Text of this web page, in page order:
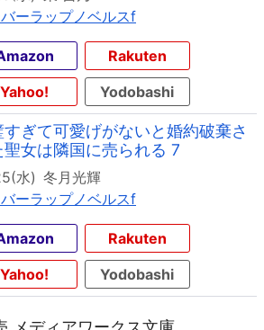
ーラップノベルスf
Rakuten
Yahoo!
Yodobashi
すぎて可愛げがないと婚約破棄さ
聖女は隣国に売られる 7
水) 冬月光輝
ーラップノベルスf
Rakuten
Yahoo!
Yodobashi